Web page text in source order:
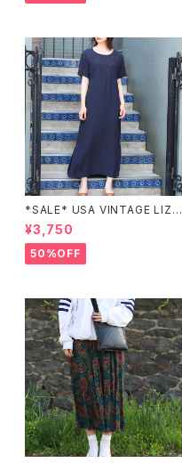
*SALE* USA VINTAGE LIZ c
laiborne EMBROIDERY DES
IGN NAVY ONE PIECE/アメリ
カ古着刺繍デザインネイビーワ
ンピース
¥3,750
50%OFF